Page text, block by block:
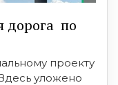
дорога по
проекту
уложено